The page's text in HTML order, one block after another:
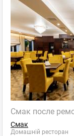
Смак после
Смак
Домашній ресторан